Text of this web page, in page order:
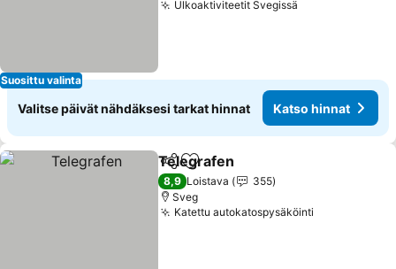
Suosittu valinta
Ulkoaktiviteetit Svegissä
Valitse päivät nähdäksesi tarkat hinnat Katso hinnat
Jaa Lisää suosikkeihin
Telegrafen
8,9 Loistava
355
Sveg
Katettu autokatospysäköinti